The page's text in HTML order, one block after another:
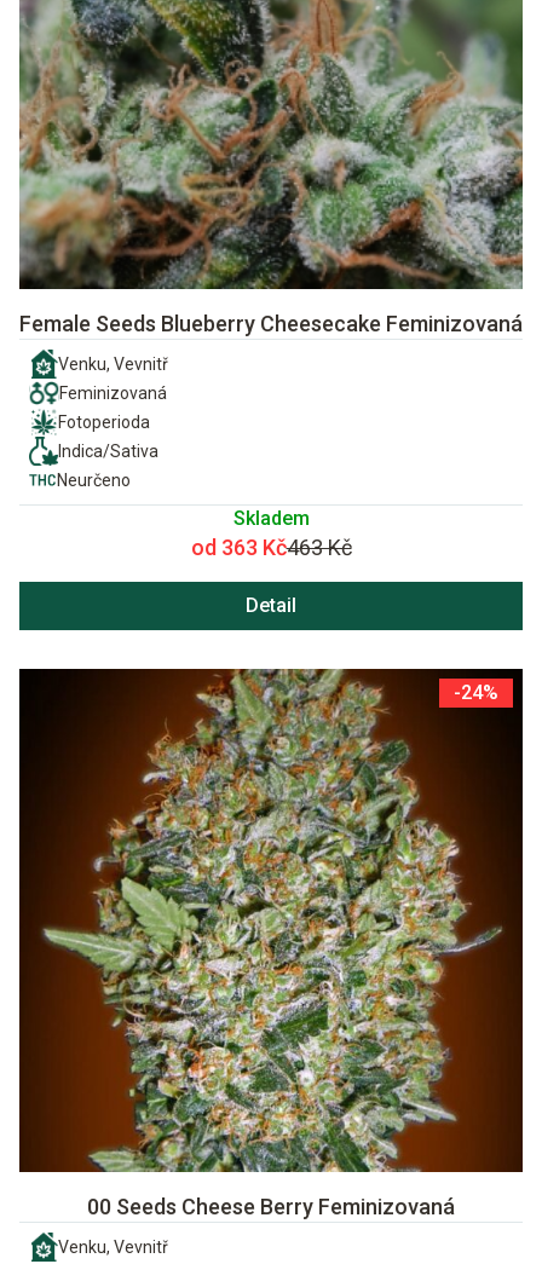
Female Seeds Blueberry Cheesecake Feminizovaná
Venku, Vevnitř
Feminizovaná
Fotoperioda
Indica/Sativa
Neurčeno
Skladem
od 363 Kč463 Kč
Detail
-24%
00 Seeds Cheese Berry Feminizovaná
Venku, Vevnitř